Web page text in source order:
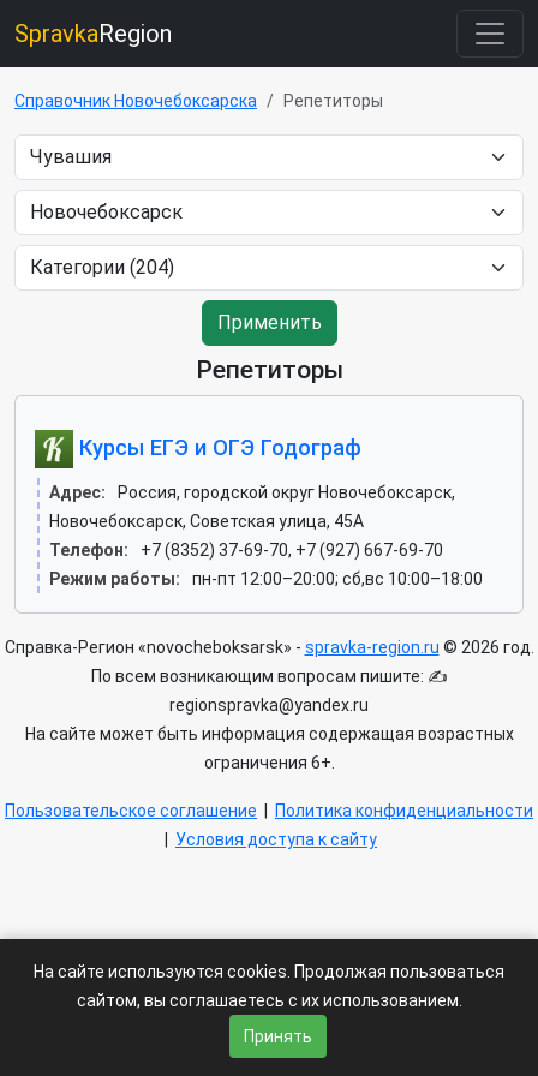
SpravkaRegion
Справочник Новочебоксарска Репетиторы
Применить
Репетиторы
Курсы ЕГЭ и ОГЭ Годограф
Адрес:
Россия, городской округ Новочебоксарск,
Новочебоксарск, Советская улица, 45А
Телефон:
+7 (8352) 37-69-70, +7 (927) 667-69-70
Режим работы:
пн-пт 12:00–20:00; сб,вс 10:00–18:00
Справка-Регион «novocheboksarsk» - spravka-region.ru © 2026 год.
По всем возникающим вопросам пишите: ✍
regionspravka@yandex.ru
На сайте может быть информация содержащая возрастных
ограничения 6+.
Пользовательское соглашение
Политика конфиденциальности
Условия доступа к сайту
На сайте используются cookies. Продолжая пользоваться
сайтом, вы соглашаетесь с их использованием.
Принять